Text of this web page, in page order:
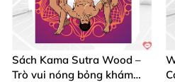
Sách Kama Sutra Wood –
Trò vui nóng bỏng khám